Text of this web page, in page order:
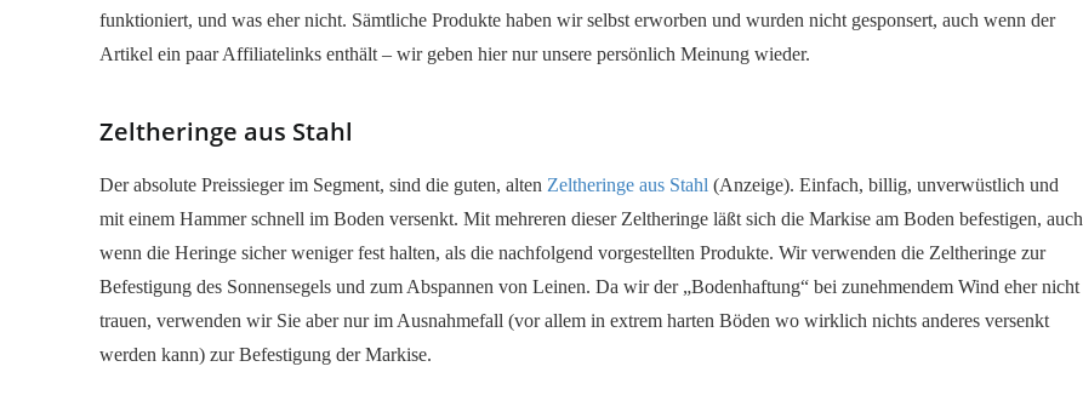
funktioniert, und was eher nicht. Sämtliche Produkte haben wir selbst erworben und wurden nicht gesponsert, auch wenn der
Artikel ein paar Affiliatelinks enthält – wir geben hier nur unsere persönlich Meinung wieder.
Zeltheringe aus Stahl
Der absolute Preissieger im Segment, sind die guten, alten Zeltheringe aus Stahl (Anzeige). Einfach, billig, unverwüstlich und
mit einem Hammer schnell im Boden versenkt. Mit mehreren dieser Zeltheringe läßt sich die Markise am Boden befestigen, auch
wenn die Heringe sicher weniger fest halten, als die nachfolgend vorgestellten Produkte. Wir verwenden die Zeltheringe zur
Befestigung des Sonnensegels und zum Abspannen von Leinen. Da wir der „Bodenhaftung“ bei zunehmendem Wind eher nicht
trauen, verwenden wir Sie aber nur im Ausnahmefall (vor allem in extrem harten Böden wo wirklich nichts anderes versenkt
werden kann) zur Befestigung der Markise.